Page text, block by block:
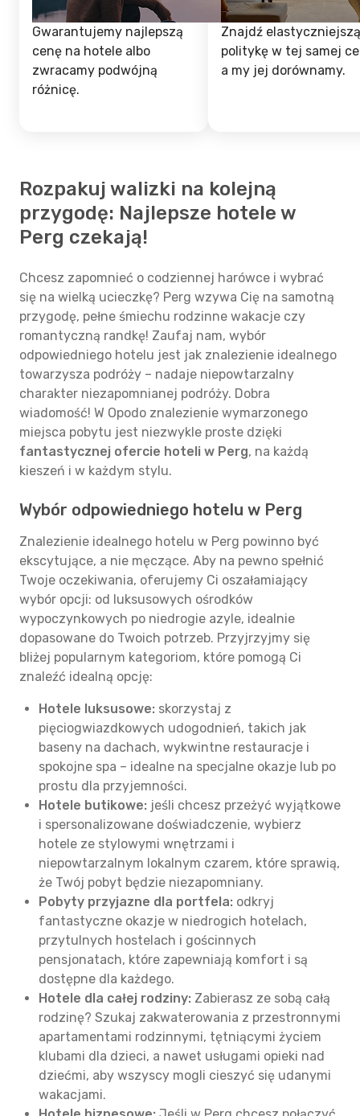
Gwarantujemy najlepszą
cenę na hotele albo
zwracamy podwójną
różnicę.
Znajdź elastyczniejszą
politykę w tej samej
a my jej dorównamy.
Rozpakuj walizki na kolejną
przygodę: Najlepsze hotele w
Perg czekają!
Chcesz zapomnieć o codziennej harówce i wybrać
się na wielką ucieczkę? Perg wzywa Cię na samotną
przygodę, pełne śmiechu rodzinne wakacje czy
romantyczną randkę! Zaufaj nam, wybór
odpowiedniego hotelu jest jak znalezienie idealnego
towarzysza podróży – nadaje niepowtarzalny
charakter niezapomnianej podróży. Dobra
wiadomość! W Opodo znalezienie wymarzonego
miejsca pobytu jest niezwykle proste dzięki
fantastycznej ofercie hoteli w Perg, na każdą
kieszeń i w każdym stylu.
Wybór odpowiedniego hotelu w Perg
Znalezienie idealnego hotelu w Perg powinno być
ekscytujące, a nie męczące. Aby na pewno spełnić
Twoje oczekiwania, oferujemy Ci oszałamiający
wybór opcji: od luksusowych ośrodków
wypoczynkowych po niedrogie azyle, idealnie
dopasowane do Twoich potrzeb. Przyjrzyjmy się
bliżej popularnym kategoriom, które pomogą Ci
znaleźć idealną opcję:
Hotele luksusowe: skorzystaj z
pięciogwiazdkowych udogodnień, takich jak
baseny na dachach, wykwintne restauracje i
spokojne spa – idealne na specjalne okazje lub po
prostu dla przyjemności.
Hotele butikowe: jeśli chcesz przeżyć wyjątkowe
i spersonalizowane doświadczenie, wybierz
hotele ze stylowymi wnętrzami i
niepowtarzalnym lokalnym czarem, które sprawią,
że Twój pobyt będzie niezapomniany.
Pobyty przyjazne dla portfela: odkryj
fantastyczne okazje w niedrogich hotelach,
przytulnych hostelach i gościnnych
pensjonatach, które zapewniają komfort i są
dostępne dla każdego.
Hotele dla całej rodziny: Zabierasz ze sobą całą
rodzinę? Szukaj zakwaterowania z przestronnymi
apartamentami rodzinnymi, tętniącymi życiem
klubami dla dzieci, a nawet usługami opieki nad
dziećmi, aby wszyscy mogli cieszyć się udanymi
wakacjami.